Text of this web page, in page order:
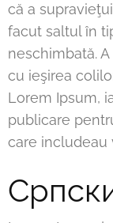
că a
facut saltul în
neschimbată.
cu ieşirea
Lorem Ipsum,
publicare
care includeau